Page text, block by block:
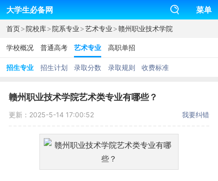
大学生必备网 菜单
首页>院校库>院系专业>艺术专业>赣州职业技术学院
学校概况 普通高考 艺术专业 高职单招
招生专业 招生计划 录取分数 录取规则 收费标准
赣州职业技术学院艺术类专业有哪些？
更新：2025-5-14 17:00:52 我要纠错